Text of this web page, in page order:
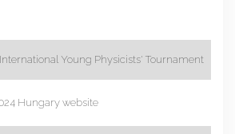
Young Physicists' Tournament
Hungary website